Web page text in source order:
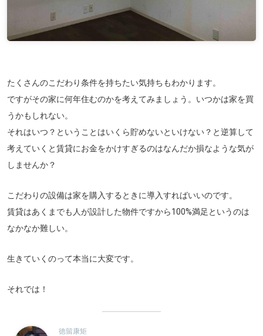
たくさんのこだわり条件を持ちたい気持ちもわかります。
ですがその家に何年住むのかを考えてみましょう。いつかは家を買
うかもしれない。
それはいつ？ということはいくら貯めないといけない？と逆算して
考えていくと賃貸にお金をかけすぎるのはなんだか損なような気が
しませんか？
こだわりの設備は家を購入するときに導入すればいいのです。
賃貸はあくまでも人が設計した物件ですから100%満足というのは
なかなか難しい。
生きていくのって本当に大変です。
それでは！
徳留康矩